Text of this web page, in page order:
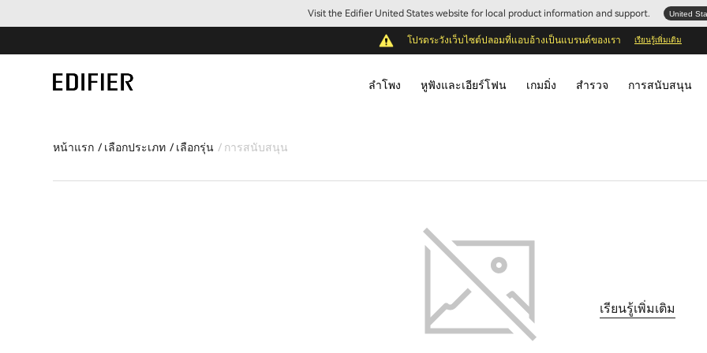
Visit the Edifier United States website for local product information and support. United
โปรดระวังเว็บไซต์ปลอมที่แอบอ้างเป็นแบรนด์ของเรา เรียนรู้เพิ่มเติม
ลำโพง หูฟังและเอียร์โฟน เกมมิ่ง สำรวจ การสนับสนุน
หน้าแรก เลือกประเภท เลือกรุ่น การสนับสนุน
เรียนรู้เพิ่มเติม